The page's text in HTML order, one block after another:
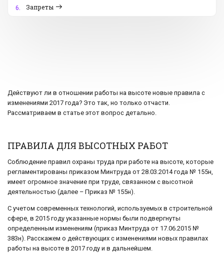
6.
Запреты
Действуют ли в отношении работы на высоте новые правила с
изменениями 2017 года? Это так, но только отчасти.
Рассматриваем в статье этот вопрос детально.
ПРАВИЛА ДЛЯ ВЫСОТНЫХ РАБОТ
Соблюдение правил охраны труда при работе на высоте, которые
регламентированы приказом Минтруда от 28.03.2014 года № 155н,
имеет огромное значение при труде, связанном с высотной
деятельностью (далее – Приказ № 155н).
С учетом современных технологий, используемых в строительной
сфере, в 2015 году указанные нормы были подвергнуты
определенным изменениям (приказ Минтруда от 17.06.2015 №
383н). Расскажем о действующих с изменениями новых правилах
работы на высоте в 2017 году и в дальнейшем.